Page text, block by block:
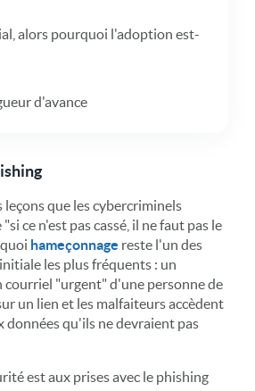
alors pourquoi l'adoption est-
d'avance
leçons que les cybercriminels
ce n'est pas cassé, il ne faut pas le
hameçonnage reste l'un des
les plus fréquents : un
"urgent" d'une personne de
un lien et les malfaiteurs accèdent
données qu'ils ne devraient pas
est aux prises avec le phishing